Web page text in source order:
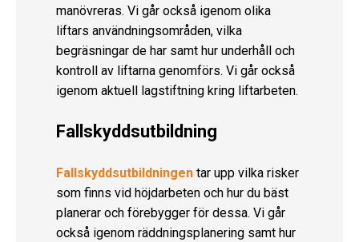
manövreras. Vi går också igenom olika
liftars användningsområden, vilka
begräsningar de har samt hur underhåll och
kontroll av liftarna genomförs. Vi går också
igenom aktuell lagstiftning kring liftarbeten.
Fallskyddsutbildning
Fallskyddsutbildningen tar upp vilka risker
som finns vid höjdarbeten och hur du bäst
planerar och förebygger för dessa. Vi går
också igenom räddningsplanering samt hur